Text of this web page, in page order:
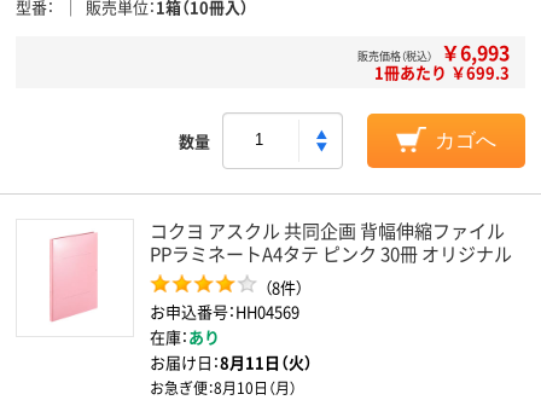
型番 販売単位 1箱（10冊入）
販売価格（税込） ￥6,993
1冊あたり ￥699.3
数量 カゴへ
コクヨ アスクル 共同企画 背幅伸縮ファイル
PPラミネートA4タテ ピンク 30冊 オリジナル
（8件）
お申込番号：HH04569
在庫：あり
お届け日：8月11日（火）
お急ぎ便：8月10日（月）